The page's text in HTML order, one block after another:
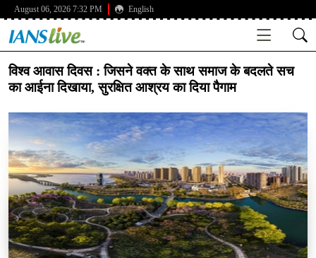
August 06, 2026 7:32 PM English
विश्व आवास दिवस : जिसने वक्त के साथ समाज के बदलते सच
का आईना दिखाया, सुरक्षित आश्रय का दिया पैगाम